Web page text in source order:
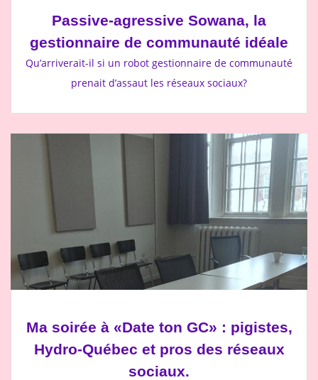
Passive-agressive Sowana, la
gestionnaire de communauté idéale
Qu’arriverait-il si un robot gestionnaire de communauté
prenait d’assaut les réseaux sociaux?
Ma soirée à «Date ton GC» : pigistes,
Hydro-Québec et pros des réseaux
sociaux.